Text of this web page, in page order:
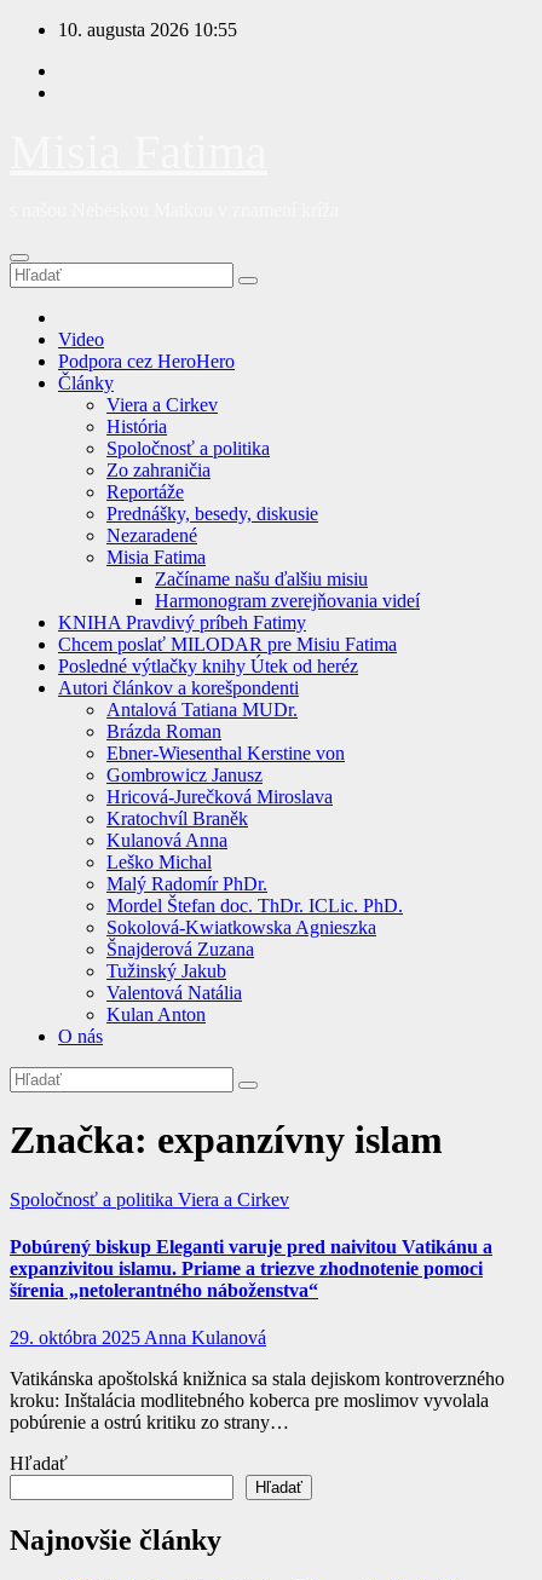
Prejsť
obsah
10. augusta 2026 10:55
Video
Podpora cez HeroHero
Články
Viera a Cirkev
História
Spoločnosť a politika
Zo zahraničia
Reportáže
Prednášky, besedy, diskusie
Nezaradené
Misia Fatima
Začíname našu ďalšiu misiu
Harmonogram zverejňovania videí
KNIHA Pravdivý príbeh Fatimy
Chcem poslať MILODAR pre Misiu Fatima
Posledné výtlačky knihy Útek od heréz
Autori článkov a korešpondenti
Antalová Tatiana MUDr.
Brázda Roman
Ebner-Wiesenthal Kerstine von
Gombrowicz Janusz
Hricová-Jurečková Miroslava
Kratochvíl Braněk
Kulanová Anna
Leško Michal
Malý Radomír PhDr.
Mordel Štefan doc. ThDr. ICLic. PhD.
Sokolová-Kwiatkowska Agnieszka
Šnajderová Zuzana
Tužinský Jakub
Valentová Natália
Kulan Anton
O nás
Značka: expanzívny islam
Spoločnosť a politika Viera a Cirkev
Pobúrený biskup Eleganti varuje pred naivitou Vatikánu a
expanzivitou islamu. Priame a triezve zhodnotenie pomoci
šírenia „netolerantného náboženstva“
29. októbra 2025Anna Kulanová
Vatikánska apoštolská knižnica sa stala dejiskom kontroverzného
kroku: Inštalácia modlitebného koberca pre moslimov vyvolala
pobúrenie a ostrú kritiku zo strany…
Hľadať
Hľadať
Najnovšie články